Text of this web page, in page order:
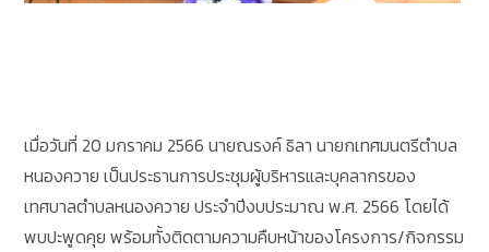
เมื่อวันที่ 20 มกราคม 2566 นายณรงค์ ธิลา นายกเทศมนตรีตำบล
หนองควาย เป็นประธานการประชุมผู้บริหารและบุคลากรของ
เทศบาลตำบลหนองควาย ประจำปีงบประมาณ พ.ศ. 2566 โดยได้
พบปะพูดคุย พร้อมทั้งติดตามความคืบหน้าของโครงการ/กิจกรรม